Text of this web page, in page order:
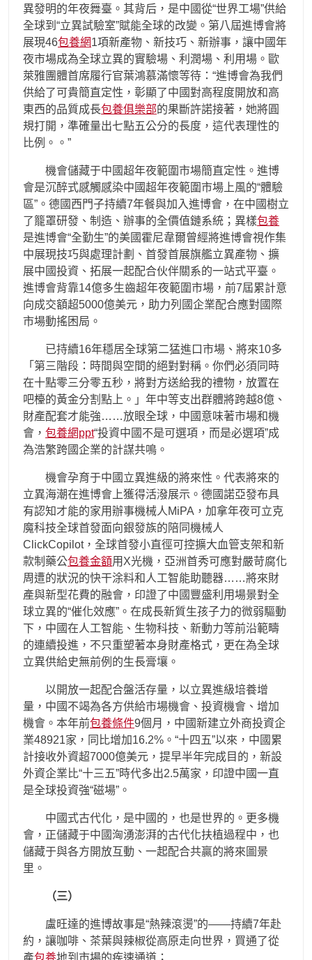
異發明的年夜舞臺。其背后，是中國從“世界工場”供給
全球到“立異試驗室”賦能全球的改變。第八屆進博會將
展現46包養網1項新產物、新技巧、新辦事，讓中國年
夜市場成為全球立異的實驗場、利潤場、利用場。歐
萊雅團體首席履行官葉鴻慕滿懷等待：“進博會為我們
供給了可貴簡直定性，彰顯了中國對高程度開放和高
東西的品質成長包養俱樂部的果斷許諾接著，她將圓
規打開，準確量出七點五公分的長度，這代表理性的
比例。。”
機會儲藏于中國超年夜範圍市場簡直定性。進博
會是沉醉式感觸感染中國超年夜範圍市場上風的“體驗
區”。德國西門子持續7年餐與加入進博會，在中國樹立
了籠罩研發、制造、辦事的全價值鏈系統；異樣包養
是進博會“全勤生”的美國霍尼韋爾曾經將進博會視作集
中展現技巧與處理計劃、首發首展旗艦立異產物、擴
展中國投資、拓展一起配合伙伴關系的一站式平臺。
進博會背靠14億多生齒超年夜範圍市場，前7屆累計意
向成交額超5000億美元，助力列國企業配合應對國際
市場動搖困局。
已持續16年穩居全球第二猛進口市場、將來10多
「第三階段：時間與空間的絕對對稱。你們必須同時
在十點零三分零五秒，將對方送給我的禮物，放置在
吧檯的黃金分割點上。」年中等支出群體將跨越8億、
財產配套才能強……放眼全球，中國意味著市場和機
會， 包養網ppt“投資中國不是可選項，而是必選項”成
為浩繁跨國企業的計謀共鳴。
機會孕育于中國立異進級的將來性。代表將來的
立異海潮在進博會上獲得活潑展示。德國諾亞發布具
有認知才能的家用辦事機械人MiPA，加拿年夜可立克
魔科技全球首發面向銀發族的陪同機械人
ClickCopilot，全球首發小直徑可控擴大血管支架和新
款制藥公包養金額用X光機，亞洲首秀可應對嚴苛腐化
周遭的狀況的快干涂料和人工智能助聽器……將來財
產與新型花費的融會，印證了中國豐盛利用場景對全
球立異的“催化效應”。在成長新質生孩子力的微弱驅動
下，中國在人工智能、生物科技、新動力等前沿範疇
的連續投進，不只重塑著本身財產格式，更在為全球
立異供給史無前例的生長膏壤。
以開放一起配合盤活存量，以立異進級培養增
量，中國不竭為各方供給市場機會、投資機會、增加
機會。本年前包養條件9個月，中國新建立外商投資企
業48921家，同比增加16.2%。“十四五”以來，中國累
計接收外資超7000億美元，提早半年完成目的，新設
外資企業比“十三五”時代多出2.5萬家，印證中國一直
是全球投資強“磁場”。
中國式古代化，是中國的，也是世界的。更多機
會，正儲藏于中國洶湧澎湃的古代化扶植過程中，也
儲藏于與各方開放互動、一起配合共贏的將來圖景
里。
（三）
盧旺達的進博故事是“熱辣滾燙”的——持續7年赴
約，讓咖啡、茶葉與辣椒從高原走向世界，買通了從
產包養地到市場的疾速通道；